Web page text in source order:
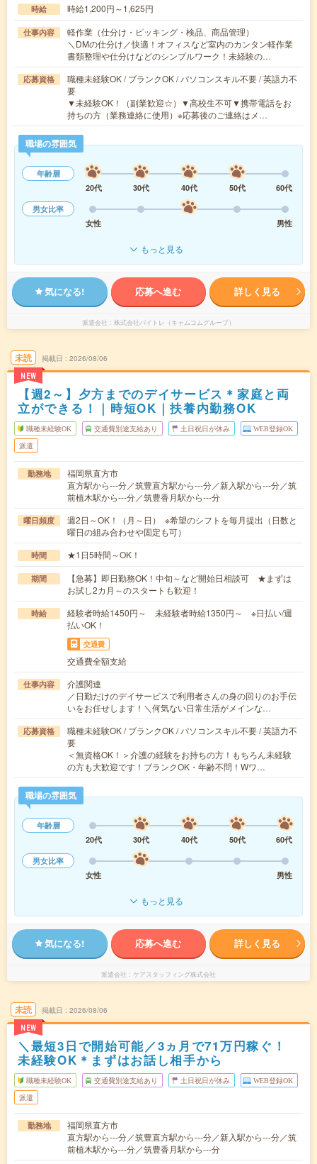
時給 時給1,200円～1,625円
仕事内容
軽作業（仕分け・ピッキング・検品、商品管理）
＼DMの仕分け／快適！オフィスなど室内のカンタン軽作業
書類整理や仕分けなどのシンプルワーク！未経験の…
応募資格
職種未経験OK / ブランクOK / パソコンスキル不要 / 英語力不
要
▼未経験OK！（副業歓迎☆）▼高校生不可▼携帯電話をお
持ちの方（業務連絡に使用）※応募後のご連絡はメ…
職場の雰囲気
年齢層
20代
30代 40代 50代
60代
男女比率
女性
男性
もっと見る
気になる! 応募へ進む 詳しく見る
派遣会社 株式会社バイトレ（キャムコムグループ）
未読
NEW
掲載日 2026/08/06
【週2～】夕方までのデイサービス＊家庭と両
立ができる！｜時短OK｜扶養内勤務OK
職種未経験OK 交通費別途支給あり 土日祝日が休み WEB登録OK
派遣
勤務地
福岡県直方市
直方駅から---分／筑豊直方駅から---分／新入駅から---分／筑
前植木駅から---分／筑豊香月駅から---分
曜日頻度
週2日～OK！（月～日） ※希望のシフトを毎月提出（日数と
曜日の組み合わせや固定も可）
時間 ★1日5時間～OK！
期間
【急募】即日勤務OK！中旬～など開始日相談可 ★まずは
お試し2カ月～のスタートも歓迎！
時給
経験者時給1450円～ 未経験者時給1350円～ ※日払い/週
払いOK！
交通費
交通費全額支給
仕事内容
介護関連
／日勤だけのデイサービスで利用者さんの身の回りのお手伝
いをお任せします！＼何気ない日常生活がメインな…
応募資格
職種未経験OK / ブランクOK / パソコンスキル不要 / 英語力不
要
＜無資格OK！＞介護の経験をお持ちの方！もちろん未経験
の方も大歓迎です！ブランクOK・年齢不問！Wワ…
職場の雰囲気
年齢層
20代
30代 40代 50代
60代
男女比率
女性
男性
もっと見る
気になる! 応募へ進む 詳しく見る
派遣会社 ケアスタッフィング株式会社
未読
NEW
掲載日 2026/08/06
＼最短3日で開始可能／3ヵ月で71万円稼ぐ！
未経験OK＊まずはお話し相手から
職種未経験OK 交通費別途支給あり 土日祝日が休み WEB登録OK
派遣
勤務地
福岡県直方市
直方駅から---分／筑豊直方駅から---分／新入駅から---分／筑
前植木駅から---分／筑豊香月駅から---分